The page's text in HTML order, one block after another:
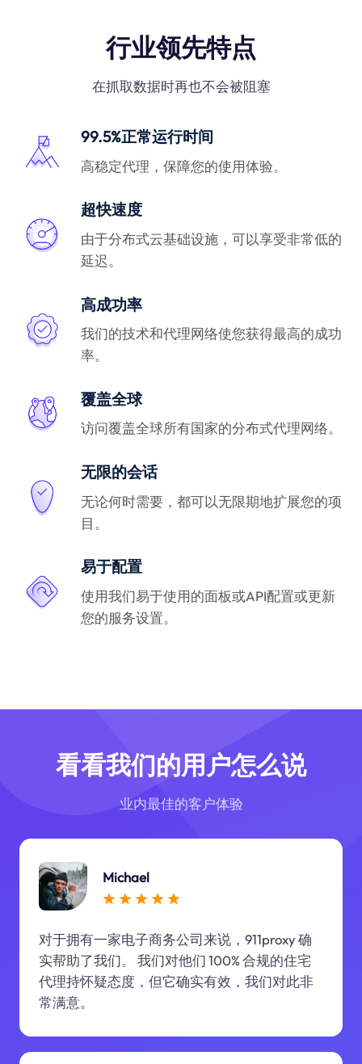
行业领先特点
在抓取数据时再也不会被阻塞
99.5%正常运行时间
高稳定代理，保障您的使用体验。
超快速度
由于分布式云基础设施，可以享受非常低的
延迟。
高成功率
我们的技术和代理网络使您获得最高的成功
率。
覆盖全球
访问覆盖全球所有国家的分布式代理网络。
无限的会话
无论何时需要，都可以无限期地扩展您的项
目。
易于配置
使用我们易于使用的面板或API配置或更新
您的服务设置。
看看我们的用户怎么说
业内最佳的客户体验
Michael
对于拥有一家电子商务公司来说，911proxy 确
实帮助了我们。 我们对他们 100% 合规的住宅
代理持怀疑态度，但它确实有效，我们对此非
常满意。